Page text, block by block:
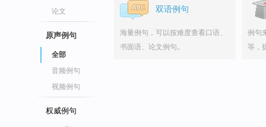
论文
原声例句
全部
音频例句
视频例句
权威例句
双语例句
海量例句，可以按难度查看口语、
书面语、论文例句。
例句
等，